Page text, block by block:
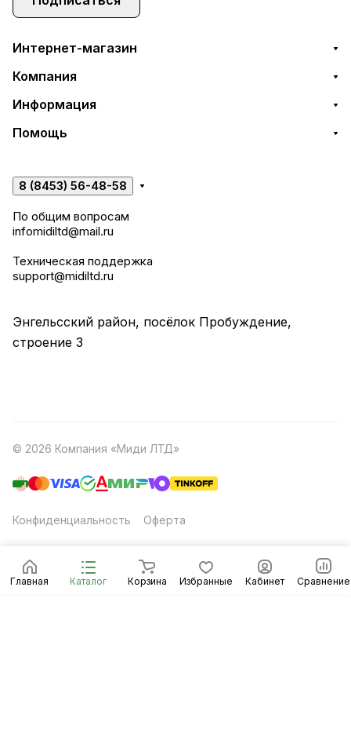
Главная Каталог Корзина Избранные Кабинет Сравнение
Интернет-магазин
Компания
Информация
Помощь
8 (8453) 56-48-58
По общим вопросам
infomidiltd@mail.ru
Техническая поддержка
support@midiltd.ru
Энгельсский район, посёлок Пробуждение,
строение 3
© 2026 Компания «Миди ЛТД»
Конфиденциальность Оферта